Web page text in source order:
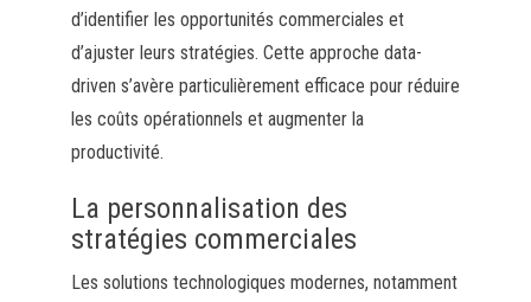
d’identifier les opportunités commerciales et
d’ajuster leurs stratégies. Cette approche data-
driven s’avère particulièrement efficace pour réduire
les coûts opérationnels et augmenter la
productivité.
La personnalisation des
stratégies commerciales
Les solutions technologiques modernes, notamment